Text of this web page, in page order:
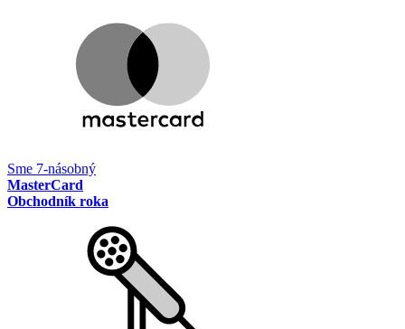
Sme 7-násobný
MasterCard
Obchodník roka